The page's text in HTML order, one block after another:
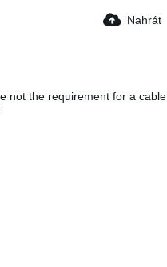
Nahrát
not the requirement for a cable